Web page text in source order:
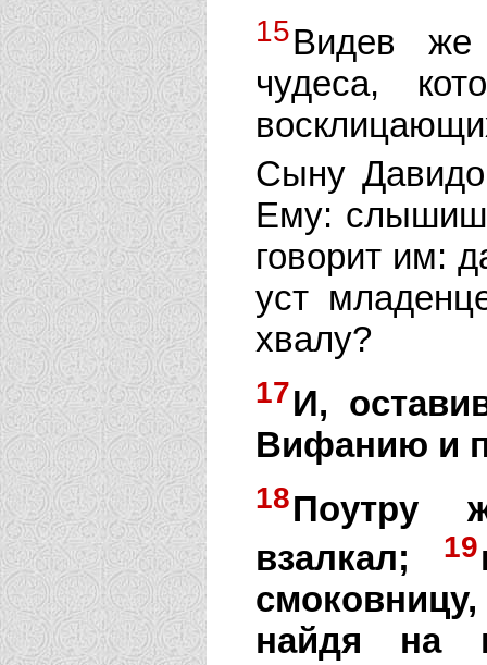
15Видев же
чудеса,
Сыну
Ему:
говорит им:
уст
хвалу?
17И,
Вифанию и
18Поутру
взалкал;
19
найдя на